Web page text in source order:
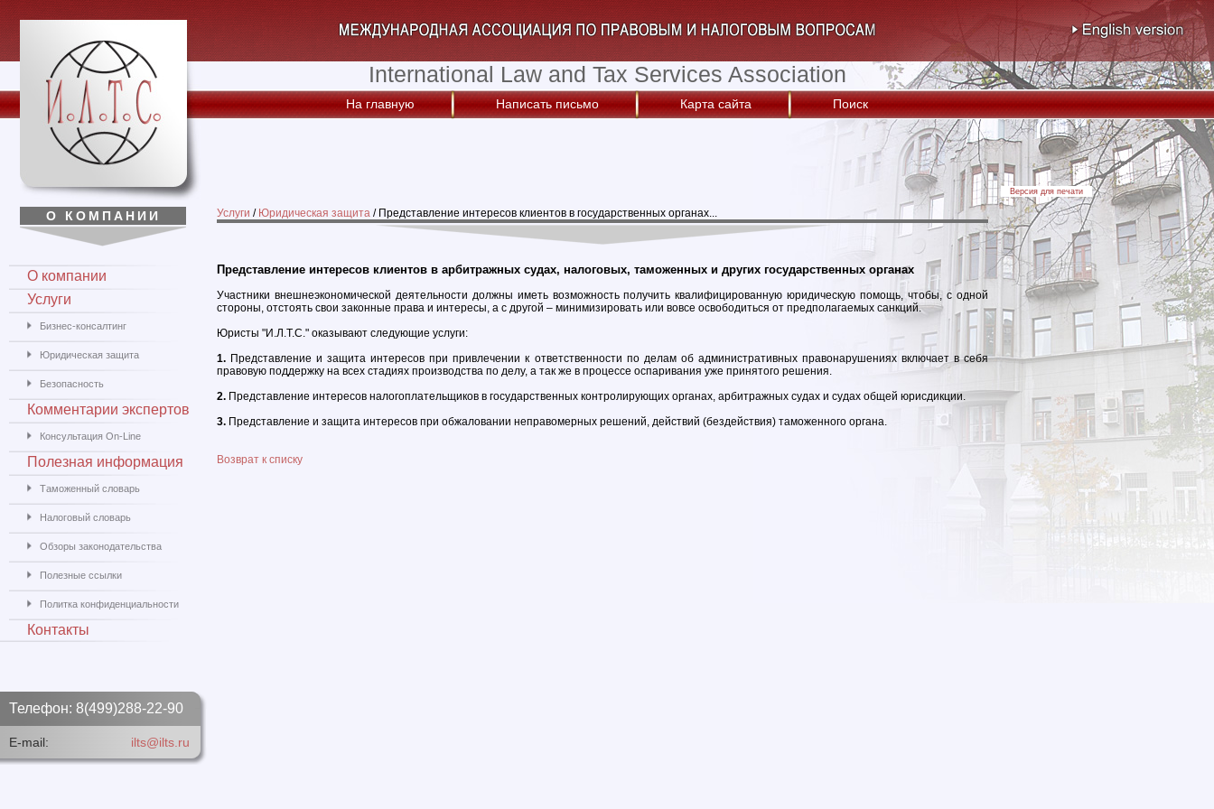
International Law and Tax Services Association
На главную Написать письмо Карта сайта Поиск
Услуги / Юридическая защита / Представление интересов клиентов в государственных органах...
Представление интересов клиентов в арбитражных судах, налоговых, таможенных и других государственных органах
Участники внешнеэкономической деятельности должны иметь возможность получить квалифицированную юридическую помощь, чтобы, с одной
стороны, отстоять свои законные права и интересы, а с другой – минимизировать или вовсе освободиться от предполагаемых санкций.
Юристы "И.Л.Т.С." оказывают следующие услуги:
1. Представление и защита интересов при привлечении к ответственности по делам об административных правонарушениях включает в себя
правовую поддержку на всех стадиях производства по делу, а так же в процессе оспаривания уже принятого решения.
2. Представление интересов налогоплательщиков в государственных контролирующих органах, арбитражных судах и судах общей юрисдикции.
3. Представление и защита интересов при обжаловании неправомерных решений, действий (бездействия) таможенного органа.
Возврат к списку
О КОМПАНИИ
О компании
Услуги
Бизнес-консалтинг
Юридическая защита
Безопасность
Комментарии экспертов
Консультация On-Line
Полезная информация
Таможенный словарь
Налоговый словарь
Обзоры законодательства
Полезные ссылки
Политка конфиденциальности
Контакты
Телефон: 8(499)288-22-90
E-mail: ilts@ilts.ru
Версия для печати